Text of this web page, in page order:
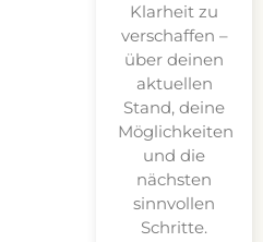
Klarheit zu
verschaffen –
über deinen
aktuellen
Stand, deine
Möglichkeiten
und die
nächsten
sinnvollen
Schritte.